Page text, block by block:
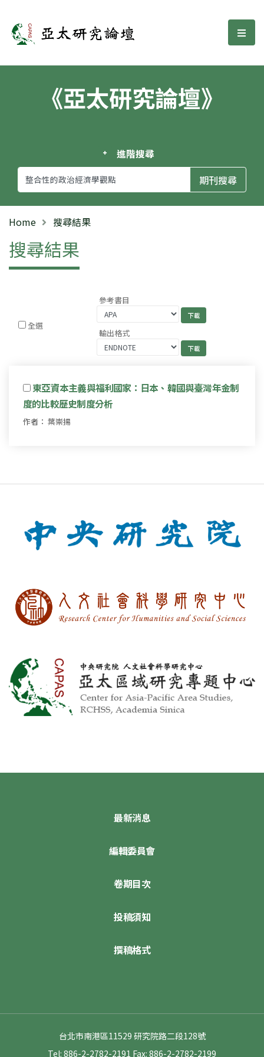
亞太研究論壇 選
《亞太研究論壇》
進階搜尋
Home 搜尋結果
搜尋結果
全選
參考書目
輸出格式
東亞資本主義與福利國家：日本、韓國與臺灣年金制
度的比較歷史制度分析
作者： 葉崇揚
最新消息
編輯委員會
卷期目次
投稿須知
撰稿格式
台北市南港區11529 研究院路二段128號
Tel: 886-2-2782-2191 Fax: 886-2-2782-2199